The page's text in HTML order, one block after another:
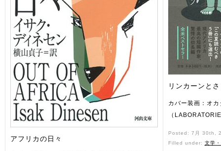
アフリカの日々
リンカーンと
カバー装画：オ
（
Posted: 7月 30th,
Filled under: 文学